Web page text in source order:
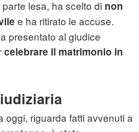
lesa, ha scelto di non
e ha ritirato le accuse.
presentato al giudice
celebrare il matrimonio in
oggi, riguarda fatti avvenuti a